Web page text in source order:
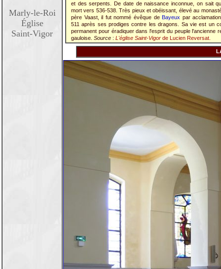
Marly-le-Roi
Église
Saint-Vigor
et des serpents. De date de naissance inconnue, on sait
mort vers 536-538. Très pieux et obéissant, élevé au
père Vaast, il fut nommé évêque deBayeux par
511 après ses prodiges contre les dragons. Sa vie est un
permanent pour éradiquer dans l'esprit du peuple l'ancienne
gauloise. Source : L'église Saint-Vigor de Lucien Reversat.